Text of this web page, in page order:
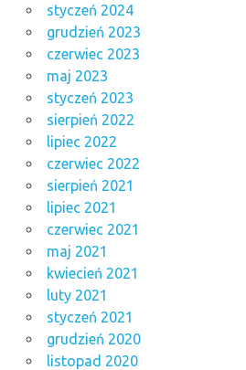
styczeń 2024
grudzień 2023
czerwiec 2023
maj 2023
styczeń 2023
sierpień 2022
lipiec 2022
czerwiec 2022
sierpień 2021
lipiec 2021
czerwiec 2021
maj 2021
kwiecień 2021
luty 2021
styczeń 2021
grudzień 2020
listopad 2020